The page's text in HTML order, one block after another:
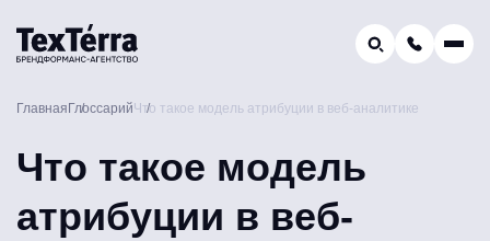
Телефон отдела продаж:
8 (800) 775-16-41
Наш e-mail:
Главная ГлоссарийЧто такое модель атрибуции в веб-аналитике
Что такое модель
атрибуции в веб-